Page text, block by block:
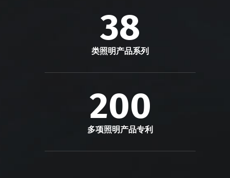
38
类照明产品系列
200
多项照明产品专利